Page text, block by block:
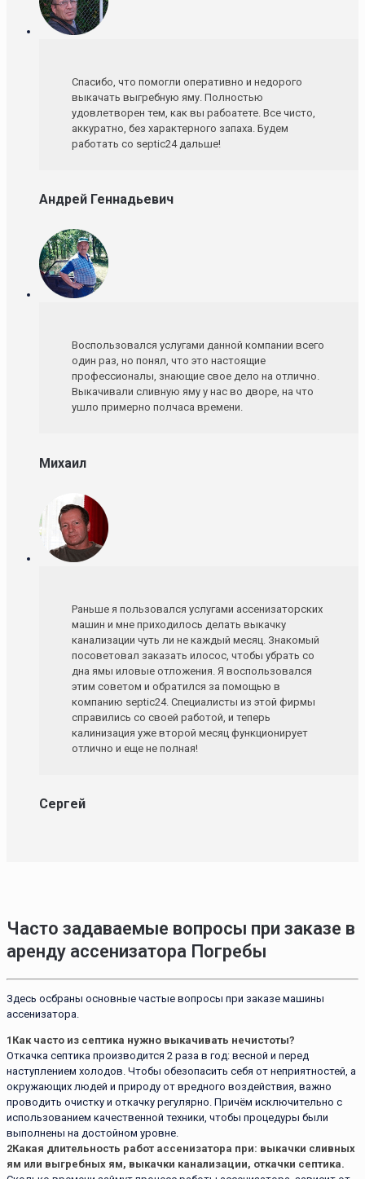
Спасибо, что помогли оперативно и недорого
выкачать выгребную яму. Полностью
удовлетворен тем, как вы рабоатете. Все чисто,
аккуратно, без характерного запаха. Будем
работать со septic24 дальше!
Андрей Геннадьевич
Воспользовался услугами данной компании всего
один раз, но понял, что это настоящие
профессионалы, знающие свое дело на отлично.
Выкачивали сливную яму у нас во дворе, на что
ушло примерно полчаса времени.
Михаил
Раньше я пользовался услугами ассенизаторских
машин и мне приходилось делать выкачку
канализации чуть ли не каждый месяц. Знакомый
посоветовал заказать илосос, чтобы убрать со
дна ямы иловые отложения. Я воспользовался
этим советом и обратился за помощью в
компанию septic24. Специалисты из этой фирмы
справились со своей работой, и теперь
калинизация уже второй месяц функционирует
отлично и еще не полная!
Сергей
Часто задаваемые вопросы при заказе в
аренду ассенизатора Погребы
Здесь осбраны основные частые вопросы при заказе машины
ассенизатора.
1 Как часто из септика нужно выкачивать нечистоты?
Откачка септика производится 2 раза в год: весной и перед
наступлением холодов. Чтобы обезопасить себя от неприятностей, а
окружающих людей и природу от вредного воздействия, важно
проводить очистку и откачку регулярно. Причём исключительно с
использованием качественной техники, чтобы процедуры были
выполнены на достойном уровне.
2Какая длительность работ ассенизатора при: выкачки сливных
ям или выгребных ям, выкачки канализации, откачки септика.